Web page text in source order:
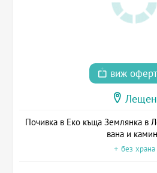
виж
Лещен
Почивка в Еко къща Землянка в
вана и
+ без храна